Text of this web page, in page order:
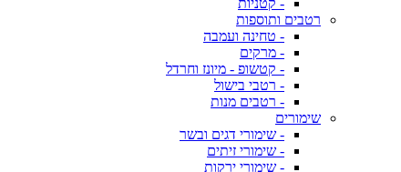
- קטניות
רטבים ותוספות
- טחינה ועמבה
- מרקים
- קטשופ - מיונז וחרדל
- רטבי בישול
- רטבים מנות
שימורים
- שימורי דגים ובשר
- שימורי זיתים
- שימורי ירקות